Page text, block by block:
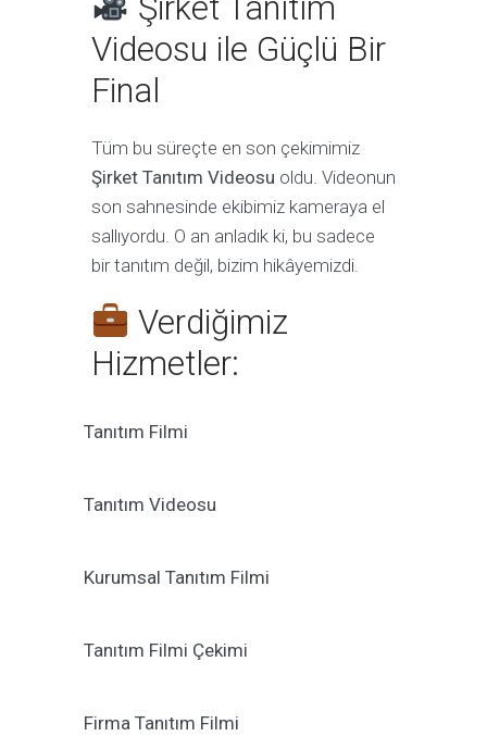
Şirket Tanıtım
Videosu ile Güçlü Bir
Final
Tüm bu süreçte en son çekimimiz
Şirket Tanıtım Videosu oldu. Videonun
son sahnesinde ekibimiz kameraya el
sallıyordu. O an anladık ki, bu sadece
bir tanıtım değil, bizim hikâyemizdi.
Verdiğimiz
Hizmetler:
Tanıtım Filmi
Tanıtım Videosu
Kurumsal Tanıtım Filmi
Tanıtım Filmi Çekimi
Firma Tanıtım Filmi